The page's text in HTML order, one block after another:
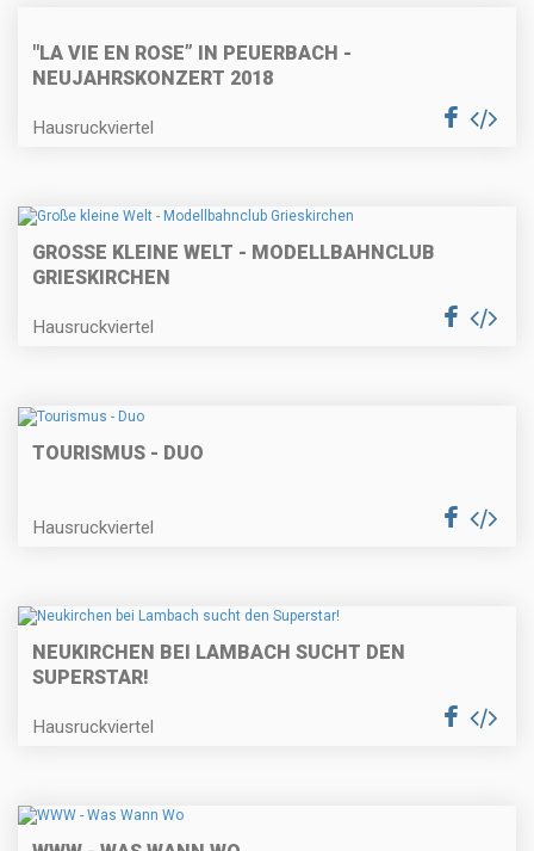
"LA VIE EN ROSE” IN PEUERBACH -
NEUJAHRSKONZERT 2018
Hausruckviertel
GROSSE KLEINE WELT - MODELLBAHNCLUB G
RIESKIRCHEN
Hausruckviertel
TOURISMUS - DUO
Hausruckviertel
NEUKIRCHEN BEI LAMBACH SUCHT DEN
SUPERSTAR!
Hausruckviertel